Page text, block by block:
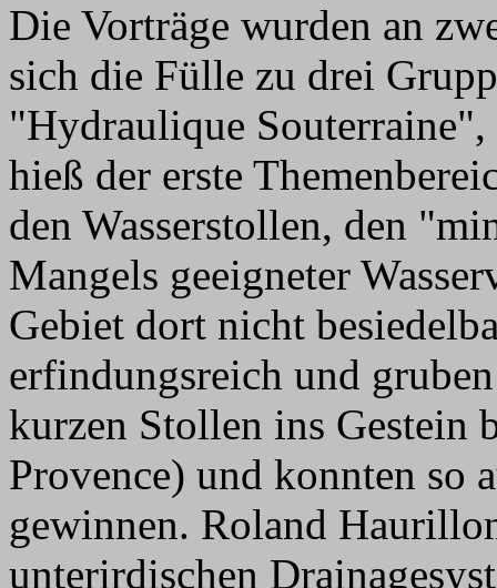
Die Vorträge wurden an
sich die Fülle zu drei
"Hydraulique Souterraine",
hieß der erste
den Wasserstollen, den
Mangels geeigneter
Gebiet dort nicht
erfindungsreich und
kurzen Stollen ins Gestein
Provence) und konnten so
gewinnen. Roland
unterirdischen